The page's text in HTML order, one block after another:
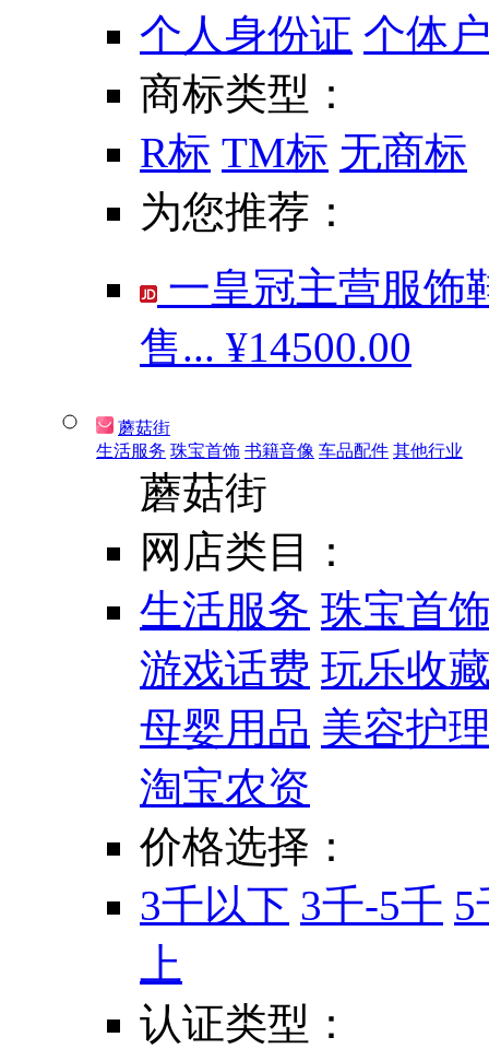
个人身份证 个体
商标类型：
R标 TM标 无商标
为您推荐：
一皇冠主营服饰
售... ¥14500.00
蘑菇街
生活服务 珠宝首饰 书籍音像 车品配件 其他行业
蘑菇街
网店类目：
生活服务 珠宝首
游戏话费 玩乐收
母婴用品 美容护
淘宝农资
价格选择：
3千以下 3千-5千 5
上
认证类型：